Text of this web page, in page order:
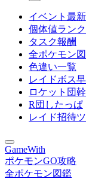
イベント最
個体値ラン
タスク報酬
全ポケモン
色違い一覧
レイドボス
ロケット団
R団したっぱ
レイド招待
GameWith
ポケモンGO攻略
全ポケモン図鑑